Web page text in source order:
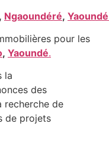
, Ngaoundéré,
pour les
, Yaoundé.
la
des
recherche de
de projets